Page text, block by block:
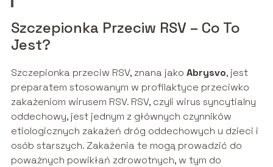
Szczepionka Przeciw RSV – Co To
Jest?
Szczepionka przeciw RSV, znana jako Abrysvo, jest
preparatem stosowanym w profilaktyce przeciwko
zakażeniom wirusem RSV. RSV, czyli wirus syncytialny
oddechowy, jest jednym z głównych czynników
etiologicznych zakażeń dróg oddechowych u dzieci i
osób starszych. Zakażenia te mogą prowadzić do
poważnych powikłań zdrowotnych, w tym do